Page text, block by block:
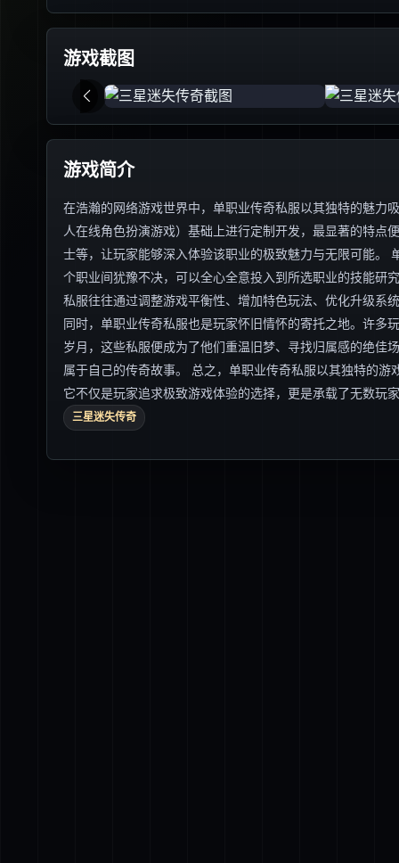
游戏截图
游戏简介
在浩瀚的网络游戏世界中，单职业传奇私服以其独特的魅力
人在线角色扮演游戏）基础上进行定制开发，最显著的特点
士等，让玩家能够深入体验该职业的极致魅力与无限可能。
个职业间犹豫不决，可以全心全意投入到所选职业的技能研
私服往往通过调整游戏平衡性、增加特色玩法、优化升级系
同时，单职业传奇私服也是玩家怀旧情怀的寄托之地。许多
岁月，这些私服便成为了他们重温旧梦、寻找归属感的绝佳
属于自己的传奇故事。 总之，单职业传奇私服以其独特的游
它不仅是玩家追求极致游戏体验的选择，更是承载了无数玩
三星迷失传奇